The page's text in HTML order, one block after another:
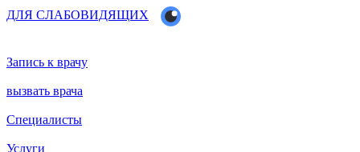
ДЛЯ СЛАБОВИДЯЩИХ
Запись к врачу
вызвать врача
Специалисты
Услуги